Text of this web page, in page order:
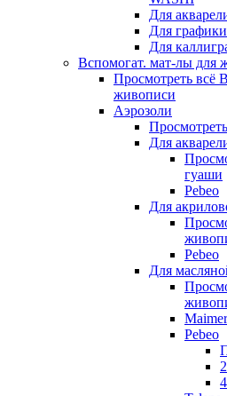
Для
Для графики
Для
Вспомогат. мат-лы для
Просмотреть всё
живописи
Аэрозоли
Для
гуаши
Pebeo
Для
Pebeo
Для
Pebeo